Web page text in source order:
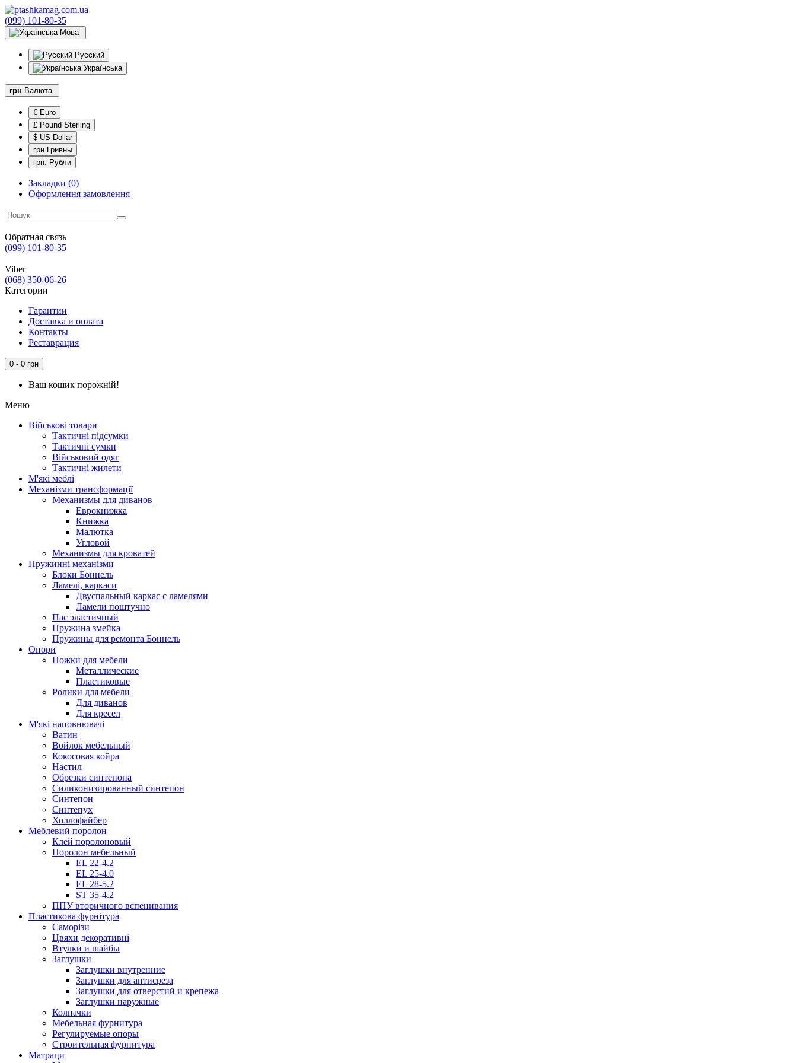
(099) 101-80-35
Мова
Русский
Українська
грн Валюта
€ Euro
£ Pound Sterling
$ US Dollar
грн Гривны
грн. Рубли
Закладки (0)
Оформлення замовлення
Обратная связь
(099) 101-80-35
Viber
(068) 350-06-26
Категории
Гарантии
Доставка и оплата
Контакты
Реставрация
0 - 0 грн
Ваш кошик порожній!
Меню
Військові товари
Тактичні підсумки
Тактичні сумки
Військовий одяг
Тактичні жилети
М'які меблі
Механізми трансформації
Механизмы для диванов
Еврокнижка
Книжка
Малютка
Угловой
Механизмы для кроватей
Пружинні механізми
Блоки Боннель
Ламелі, каркаси
Двуспальный каркас с ламелями
Ламели поштучно
Пас эластичный
Пружина змейка
Пружины для ремонта Боннель
Опори
Ножки для мебели
Металлические
Пластиковые
Ролики для мебели
Для диванов
Для кресел
М'які наповнювачі
Ватин
Войлок мебельный
Кокосовая койра
Настил
Обрезки синтепона
Силиконизированный синтепон
Синтепон
Синтепух
Холлофайбер
Меблевий поролон
Клей поролоновый
Поролон мебельный
EL 22-4.2
EL 25-4.0
EL 28-5.2
ST 35-4.2
ППУ вторичного вспенивания
Пластикова фурнітура
Саморізи
Цвяхи декоративні
Втулки и шайбы
Заглушки
Заглушки внутренние
Заглушки для антисреза
Заглушки для отверстий и крепежа
Заглушки наружные
Колпачки
Мебельная фурнитура
Регулируемые опоры
Строительная фурнитура
Матраци